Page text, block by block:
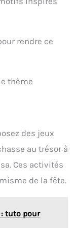
de
rendre ce
thème
des jeux
au trésor à
Ces activités
de la fête.
: tuto pour